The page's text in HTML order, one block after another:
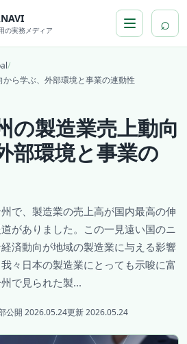
の実務メディア ⌕
/
ら学ぶ、外部環境と事業の連動性
の製造業売上動向
部環境と事業の
で、製造業の売上高が国内最高の伸
がありました。この一見遠い国のニ
済動向が地域の製造業に与える影響
々日本の製造業にとっても示唆に富
で見られた製...
公開 2026.05.24更新 2026.05.24